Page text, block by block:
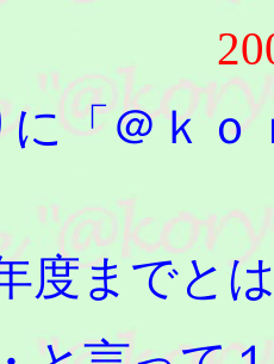
「＠ｋｏ
度までと